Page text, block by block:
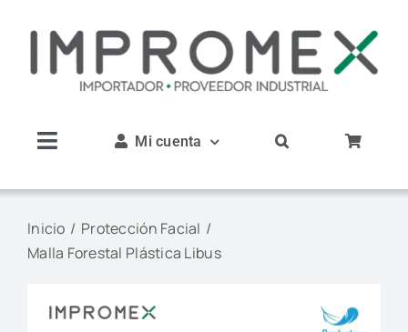
Toggle
Nosotros
Productos
Mi cuenta
Inicio
Protección Facial
Malla Forestal Plástica Libus